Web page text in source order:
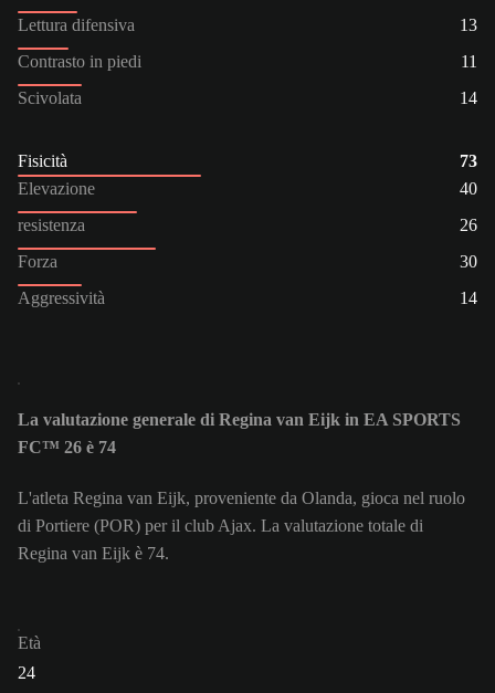
Lettura difensiva
13
Contrasto in piedi
11
Scivolata
14
Fisicità
73
Elevazione
40
resistenza
26
Forza
30
Aggressività
14
La valutazione generale di Regina van Eijk in EA SPORTS
FC™ 26 è 74
L'atleta Regina van Eijk, proveniente da Olanda, gioca nel ruolo
di Portiere (POR) per il club Ajax. La valutazione totale di
Regina van Eijk è 74.
Età
24